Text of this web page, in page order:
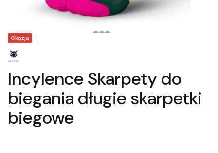
Tagi produktu
Okazja
Incylence Skarpety do
biegania długie skarpetki
biegowe